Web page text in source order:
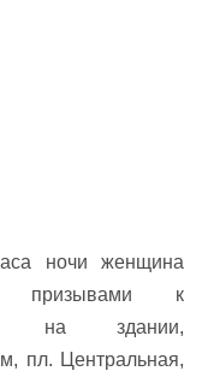
ночи женщина
призывами к
на здании,
пл. Центральная,